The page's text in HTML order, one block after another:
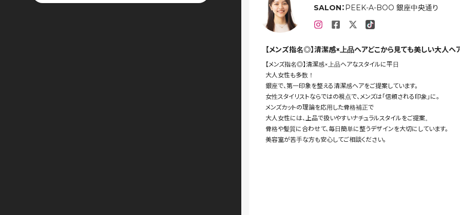
SALON： PEEK-A-BOO 銀座中央通り
【メンズ指名◎】清潔感×上品ヘアどこから見ても美しい大人ヘ
【メンズ指名◎】清潔感×上品ヘアなスタイルに平日
大人女性も多数！
銀座で、第一印象を整える清潔感ヘアをご提案しています。
女性スタイリストならではの視点で、メンズは「信頼される印象」に。
メンズカットの理論を応用した骨格補正で
大人女性には、上品で扱いやすいナチュラルスタイルをご提案。
骨格や髪質に合わせて、毎日簡単に整うデザインを大切にしています。
美容室が苦手な方も安心してご相談ください。